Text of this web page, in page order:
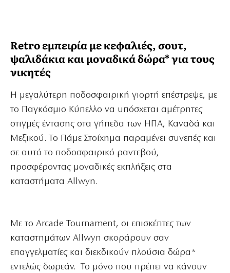
Retro εμπειρία με κεφαλιές, σουτ,
ψαλιδάκια και μοναδικά δώρα* για τους
νικητές
Η μεγαλύτερη ποδοσφαιρική γιορτή επέστρεψε, με
το Παγκόσμιο Κύπελλο να υπόσχεται αμέτρητες
στιγμές έντασης στα γήπεδα των ΗΠΑ, Καναδά και
Μεξικού. Το Πάμε Στοίχημα παραμένει συνεπές και
σε αυτό το ποδοσφαιρικό ραντεβού,
προσφέροντας μοναδικές εκπλήξεις στα
καταστήματα Allwyn.
Με το Arcade Tournament, οι επισκέπτες των
καταστημάτων Allwyn σκοράρουν σαν
επαγγελματίες και διεκδικούν πλούσια δώρα*
εντελώς δωρεάν. Το μόνο που πρέπει να κάνουν